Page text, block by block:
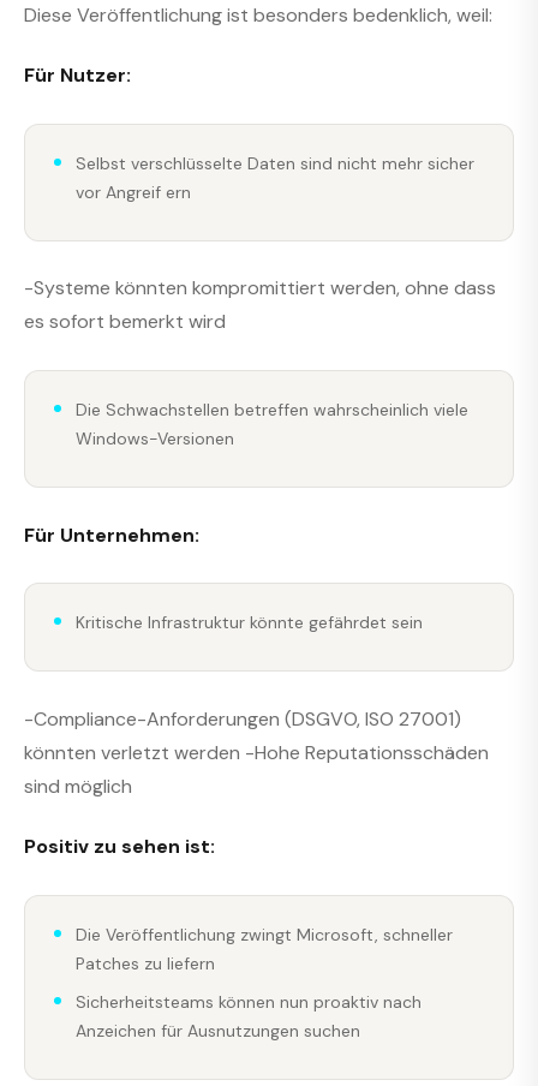
Diese Veröffentlichung ist besonders bedenklich, weil:
Für Nutzer:
Selbst verschlüsselte Daten sind nicht mehr sicher
vor Angreif ern
-Systeme könnten kompromittiert werden, ohne dass
es sofort bemerkt wird
Die Schwachstellen betreffen wahrscheinlich viele
Windows-Versionen
Für Unternehmen:
Kritische Infrastruktur könnte gefährdet sein
-Compliance-Anforderungen (DSGVO, ISO 27001)
könnten verletzt werden -Hohe Reputationsschäden
sind möglich
Positiv zu sehen ist:
Die Veröffentlichung zwingt Microsoft, schneller
Patches zu liefern
Sicherheitsteams können nun proaktiv nach
Anzeichen für Ausnutzungen suchen